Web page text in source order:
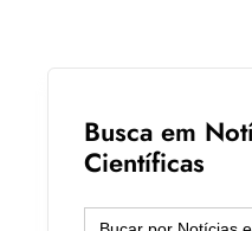
Busca em
Científicas
Search